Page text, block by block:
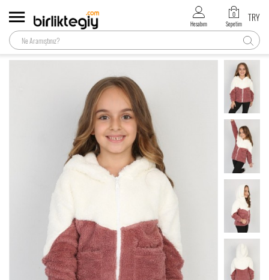
Hesabım
0
Sepetim
TRY